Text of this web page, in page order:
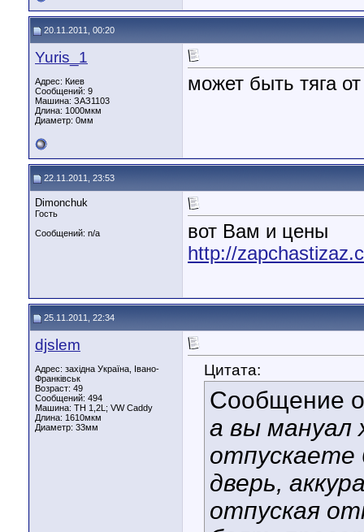
20.11.2011, 00:20
Yuris_1
Адрес: Киев
Сообщений: 9
Машина: ЗАЗ1103
Длина: 1000мкм
Диаметр: 0мм
может быть тяга
22.11.2011, 23:53
Dimonchuk
Гость
Сообщений: n/a
вот Вам и цены
http://
25.11.2011, 22:34
djslem
Адрес: західна Україна, Івано-
Франківськ
Возраст: 49
Сообщений: 494
Машина: ТН 1,2L; VW Caddy
Длина: 1610мкм
Диаметр: 33мм
Цитата:
Сообщение
а вы мануал
отпускаете
дверь,
отпуская